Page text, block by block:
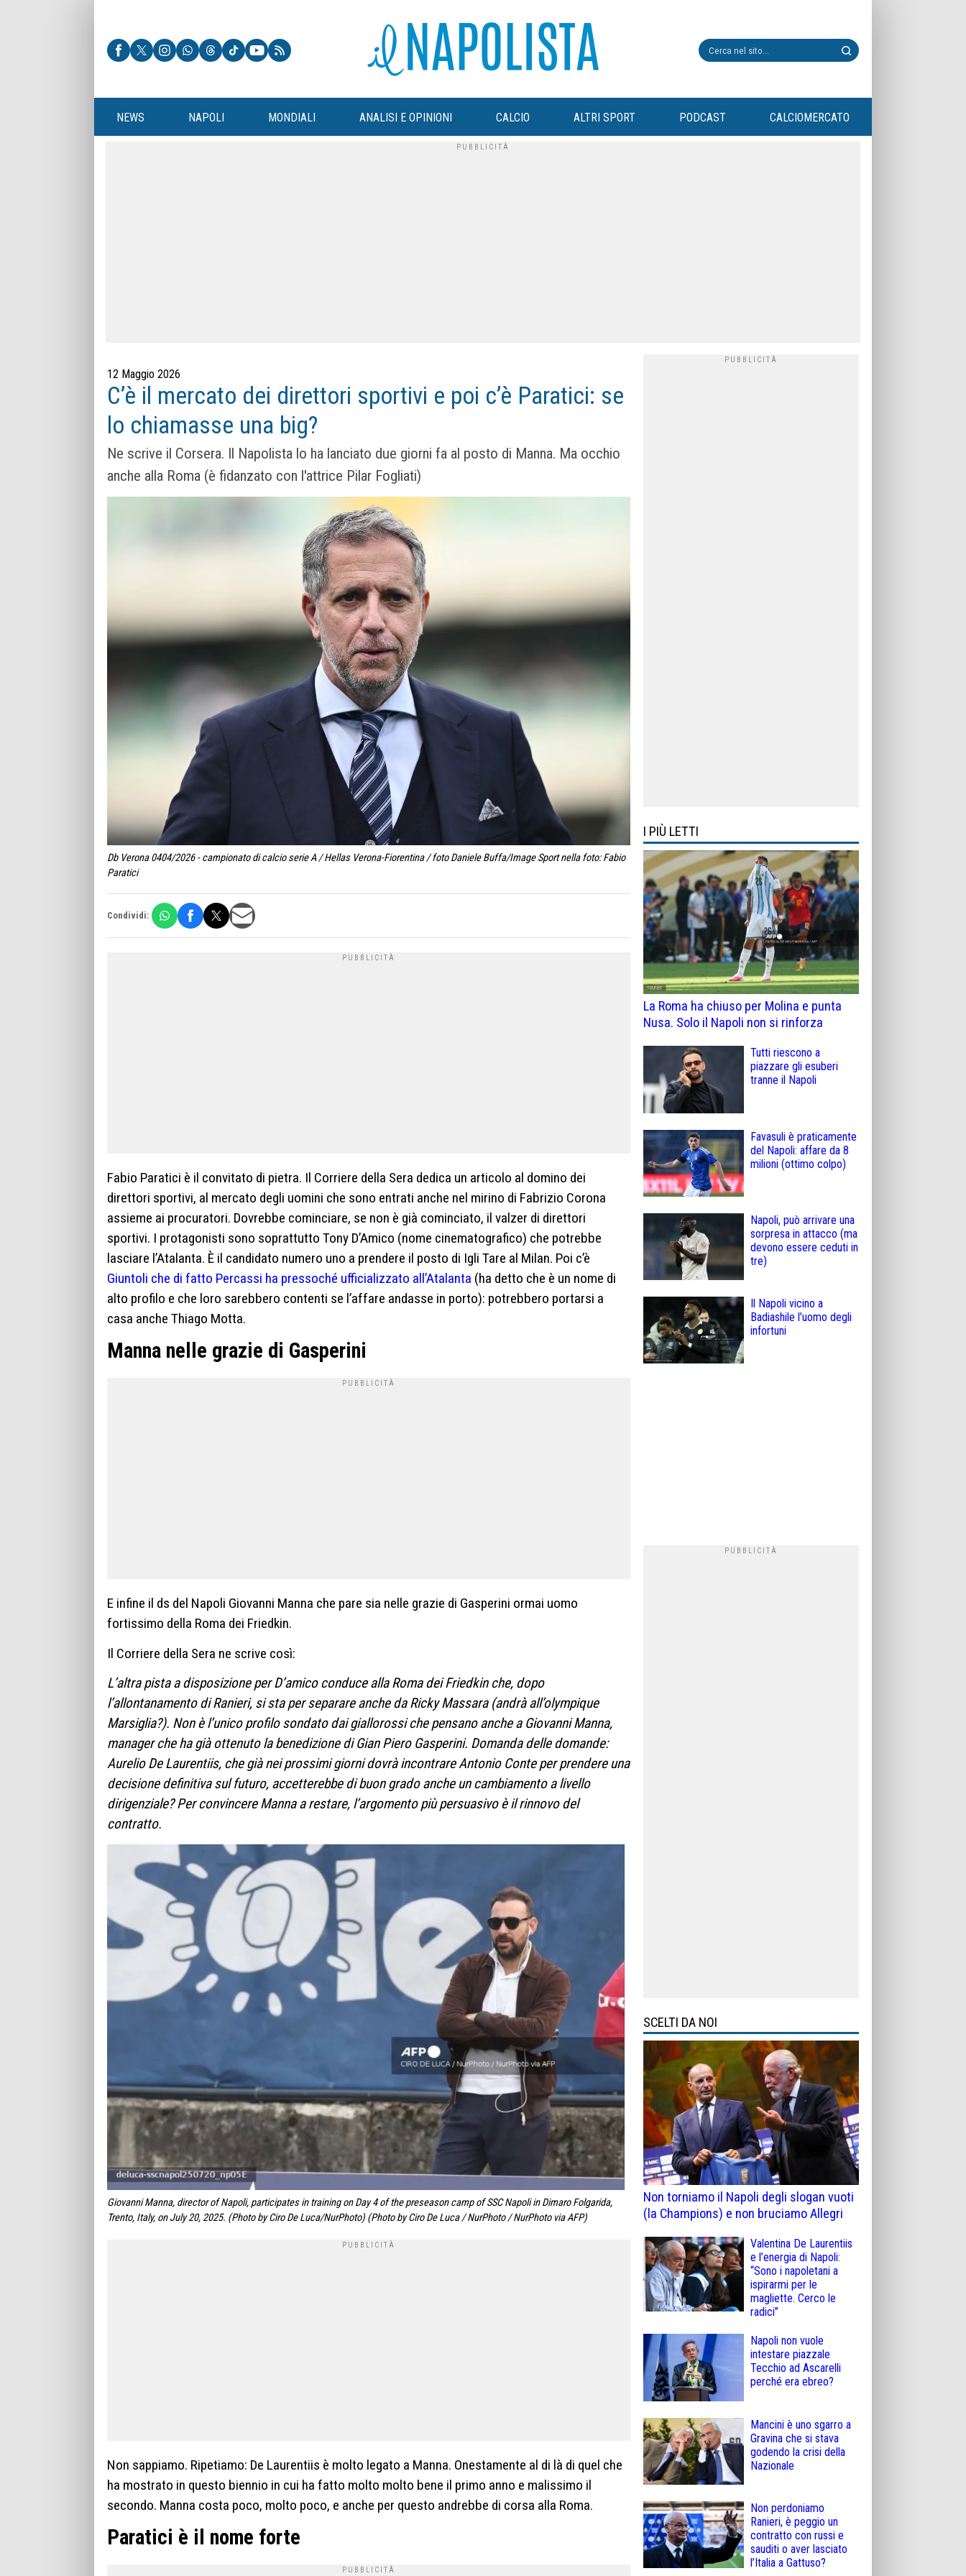
NEWS NAPOLI MONDIALI ANALISI E OPINIONI CALCIO ALTRI SPORT PODCAST CALCIOMERCATO
12 Maggio 2026
C’è il mercato dei direttori sportivi e poi c’è Paratici: se
lo chiamasse una big?
Ne scrive il Corsera. Il Napolista lo ha lanciato due giorni fa al posto di Manna. Ma occhio
anche alla Roma (è fidanzato con l'attrice Pilar Fogliati)
Db Verona 0404/2026 - campionato di calcio serie A / Hellas Verona-Fiorentina / foto Daniele Buffa/Image Sport nella foto: Fabio
Paratici
Condividi:
Fabio Paratici è il convitato di pietra. Il Corriere della Sera dedica un articolo al domino dei
direttori sportivi, al mercato degli uomini che sono entrati anche nel mirino di Fabrizio Corona
assieme ai procuratori. Dovrebbe cominciare, se non è già cominciato, il valzer di direttori
sportivi. I protagonisti sono soprattutto Tony D’Amico (nome cinematografico) che potrebbe
lasciare l’Atalanta. È il candidato numero uno a prendere il posto di Igli Tare al Milan. Poi c’è
Giuntoli che di fatto Percassi ha pressoché ufficializzato all’Atalanta (ha detto che è un nome di
alto profilo e che loro sarebbero contenti se l’affare andasse in porto): potrebbero portarsi a
casa anche Thiago Motta.
Manna nelle grazie di Gasperini
E infine il ds del Napoli Giovanni Manna che pare sia nelle grazie di Gasperini ormai uomo
fortissimo della Roma dei Friedkin.
Il Corriere della Sera ne scrive così:
L’altra pista a disposizione per D’amico conduce alla Roma dei Friedkin che, dopo
l’allontanamento di Ranieri, si sta per separare anche da Ricky Massara (andrà all’olympique
Marsiglia?). Non è l’unico profilo sondato dai giallorossi che pensano anche a Giovanni Manna,
manager che ha già ottenuto la benedizione di Gian Piero Gasperini. Domanda delle domande:
Aurelio De Laurentiis, che già nei prossimi giorni dovrà incontrare Antonio Conte per prendere una
decisione definitiva sul futuro, accetterebbe di buon grado anche un cambiamento a livello
dirigenziale? Per convincere Manna a restare, l’argomento più persuasivo è il rinnovo del
contratto.
Giovanni Manna, director of Napoli, participates in training on Day 4 of the preseason camp of SSC Napoli in Dimaro Folgarida,
Trento, Italy, on July 20, 2025. (Photo by Ciro De Luca/NurPhoto) (Photo by Ciro De Luca / NurPhoto / NurPhoto via AFP)
Non sappiamo. Ripetiamo: De Laurentiis è molto legato a Manna. Onestamente al di là di quel che
ha mostrato in questo biennio in cui ha fatto molto molto bene il primo anno e malissimo il
secondo. Manna costa poco, molto poco, e anche per questo andrebbe di corsa alla Roma.
Paratici è il nome forte
I PIÙ LETTI
La Roma ha chiuso per Molina e punta
Nusa. Solo il Napoli non si rinforza
Tutti riescono a
piazzare gli esuberi
tranne il Napoli
Favasuli è praticamente
del Napoli: affare da 8
milioni (ottimo colpo)
Napoli, può arrivare una
sorpresa in attacco (ma
devono essere ceduti in
tre)
Il Napoli vicino a
Badiashile l’uomo degli
infortuni
SCELTI DA NOI
Non torniamo il Napoli degli slogan vuoti
(la Champions) e non bruciamo Allegri
Valentina De Laurentiis
e l’energia di Napoli:
“Sono i napoletani a
ispirarmi per le
magliette. Cerco le
radici”
Napoli non vuole
intestare piazzale
Tecchio ad Ascarelli
perché era ebreo?
Mancini è uno sgarro a
Gravina che si stava
godendo la crisi della
Nazionale
Non perdoniamo
Ranieri, è peggio un
contratto con russi e
sauditi o aver lasciato
l’Italia a Gattuso?